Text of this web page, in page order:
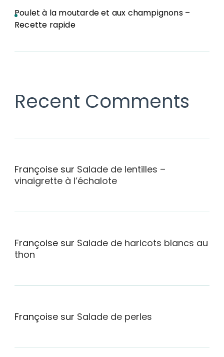
Poulet à la moutarde et aux champignons –
Recette rapide
Recent Comments
Françoise sur Salade de lentilles –
vinaigrette à l’échalote
Françoise sur Salade de haricots blancs au
thon
Françoise sur Salade de perles